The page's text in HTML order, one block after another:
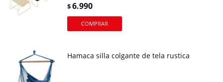
$6.990
Hamaca silla colgante de tela rustica